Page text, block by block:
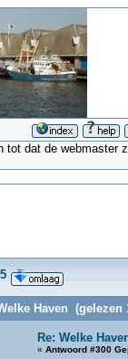
tot dat de
Haven (gelezen
Re: Welke
« Antwoord #300